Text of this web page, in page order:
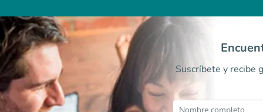
Suscríbete y recibe